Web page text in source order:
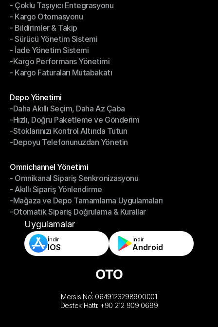
- İndirimli Fiyatlarla Gönderim
- Çoklu Taşıyıcı Entegrasyonu
- Çoklu Taşıyıcı Entegrasyonu
- Kargo Otomasyonu
- Kargo Otomasyonu
- Bildirimler & Takip
- Bildirimler & Takip
- Sürücü Yönetim Sistemi
- Sürücü Yönetim Sistemi
- İade Yönetim Sistemi
- İade Yönetim Sistemi
-Kargo Performans Yönetimi
-Kargo Performans Yönetimi
- Kargo Faturaları Mutabakatı
Depo Yönetimi
Depo Yönetimi
-Daha Akıllı Seçim, Daha Az Çaba
-Daha Akıllı Seçim, Daha Az Çaba
-Hızlı, Doğru Paketleme ve Gönderim
-Hızlı, Doğru Paketleme ve Gönderim
-Stoklarınızı Kontrol Altında Tutun
-Stoklarınızı Kontrol Altında Tutun
-Depoyu Telefonunuzdan Yönetin
Omnichannel Yönetimi
Omnichannel Yönetimi
- Omnikanal Sipariş Senkronizasyonu
- Omnikanal Sipariş Senkronizasyonu
- Akıllı Sipariş Yönlendirme
- Akıllı Sipariş Yönlendirme
-Mağaza ve Depo Tamamlama Uygulamaları
-Mağaza ve Depo Tamamlama Uygulamaları
-Otomatik Sipariş Doğrulama & Kurallar
-Otomatik Sipariş Doğrulama & Kurallar
Uygulamalar
İndir
IOS
İndir
Android
Mersis No: 0649123298900001
Destek Hattı: +90 212 909 0699